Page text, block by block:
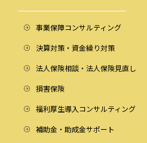
事業保障コンサルティング
決算対策・資金繰り対策
法人保険相談・法人保険見直し
損害保険
福利厚生導入コンサルティング
補助金・助成金サポート